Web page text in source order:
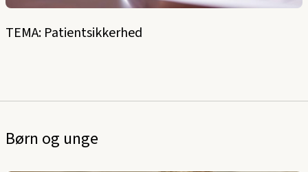
TEMA: Patientsikkerhed
Børn og unge